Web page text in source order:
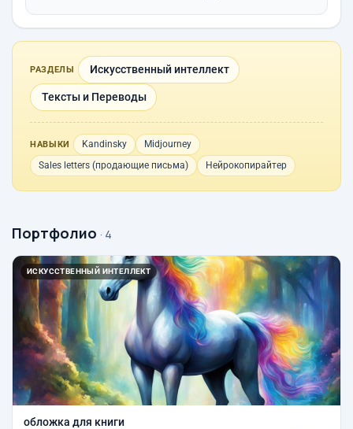
РАЗДЕЛЫ Искусственный интеллект
Тексты и Переводы
НАВЫКИ Kandinsky
Midjourney
Sales letters (продающие письма)
Нейрокопирайтер
Портфолио · 4
ИСКУССТВЕННЫЙ ИНТЕЛЛЕКТ
обложка для книги